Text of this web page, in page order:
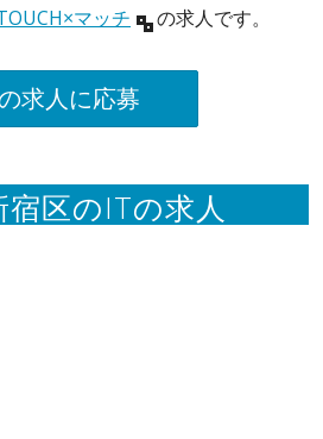
マッチ の求人です。
求人に応募
宿区のITの求人